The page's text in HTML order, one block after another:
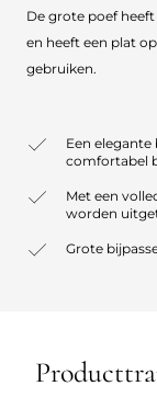
De grote poef
en heeft een plat
gebruiken.
Een elegante
comfortabel
Met een
worden
Grote